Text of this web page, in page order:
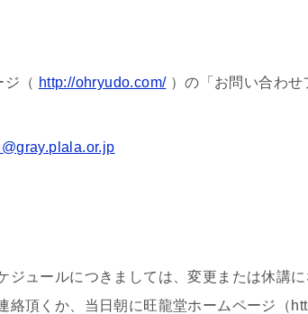
ジ（ http://ohryudo.com/）の「お問い合わ
ジュールにつきましては、変更または休講
絡頂くか、当日朝に旺龍堂ホームページ（